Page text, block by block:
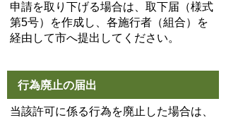
申請を取り下げる場合は、取下届（様式
第5号）を作成し、各施行者（組合）を
経由して市へ提出してください。
行為廃止の届出
当該許可に係る行為を廃止した場合は、